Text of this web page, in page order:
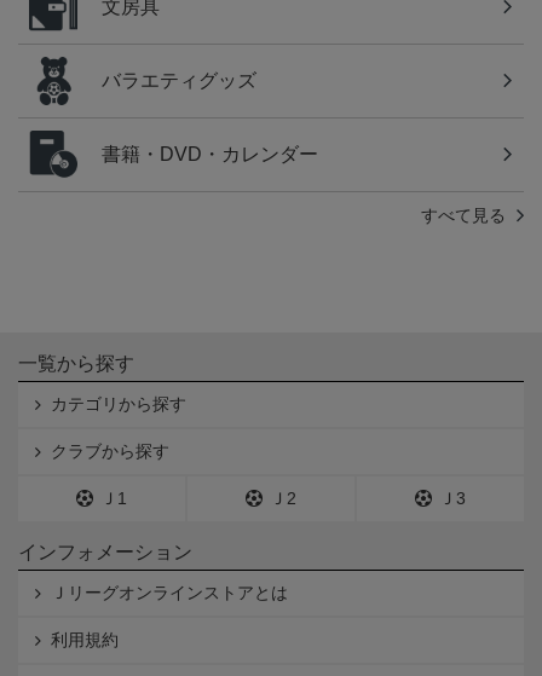
文房具
バラエティグッズ
書籍・DVD・カレンダー
すべて見る
一覧から探す
カテゴリから探す
クラブから探す
Ｊ1 Ｊ2 Ｊ3
インフォメーション
Ｊリーグオンラインストアとは
利用規約